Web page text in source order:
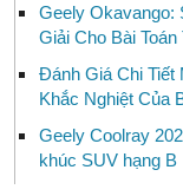
Geely Okavango:
Giải Cho Bài
Đánh Giá Chi Tiết
Khắc Nghiệt Của
Geely Coolray
khúc SUV hạng B